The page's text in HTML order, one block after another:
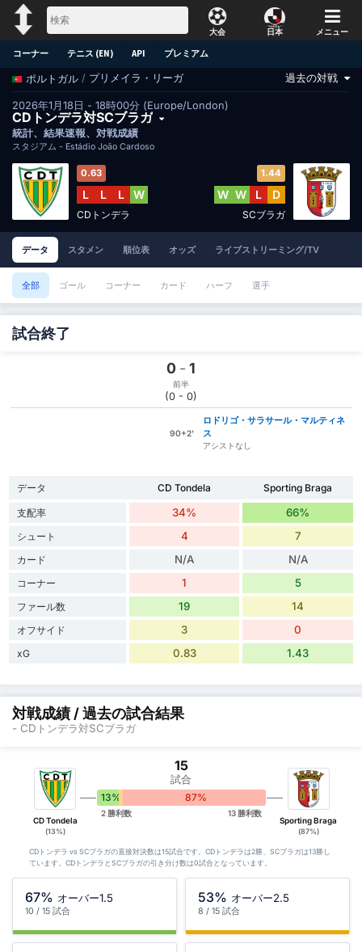
大会 日本 メニュー
コーナー テニス (EN) API プレミアム
ポルトガル / プリメイラ・リーガ 過去の対戦
2026年1月18日 - 18時00分 (Europe/London)
CDトンデラ対SCブラガ
統計、結果速報、対戦成績
スタジアム - Estádio João Cardoso
0.63
L L L W
CDトンデラ
1.44
W W L D
SCブラガ
データ スタメン 順位表 オッズ ライブストリーミング/TV
全部 ゴール コーナー カード ハーフ 選手
試合終了
0 - 1
前半
(0 - 0)
90+2'
ロドリゴ・サラサール・マルティネ
ス
アシストなし
データ CD Tondela Sporting Braga
支配率 34% 66%
シュート 4 7
カード N/A N/A
コーナー 1 5
ファール数 19 14
オフサイド 3 0
xG 0.83 1.43
対戦成績 / 過去の試合結果
- CDトンデラ対SCブラガ
CD Tondela
(13%)
15
試合
13% 87%
2 勝利数 13 勝利数
Sporting Braga
(87%)
CDトンデラ vs SCブラガの直接対決数は15試合です。CDトンデラは2勝、SCブラガは13勝し
ています。CDトンデラとSCブラガの引き分け数は0試合となっています。
67% オーバー1.5
10 / 15 試合
53% オーバー2.5
8 / 15 試合